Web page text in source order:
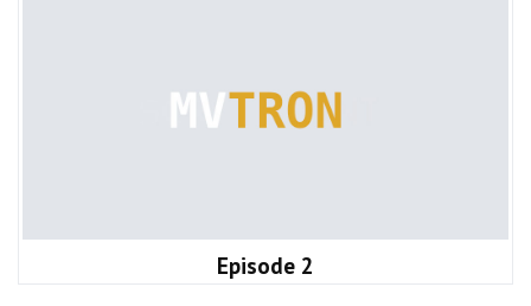
Episode 2